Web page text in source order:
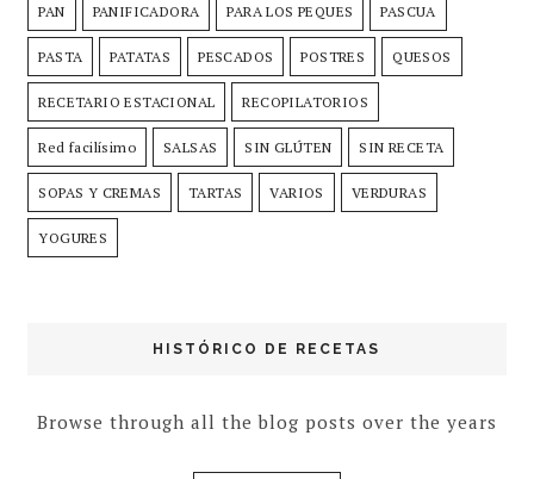
PAN PANIFICADORA PARA LOS PEQUES PASCUA
PASTA PATATAS PESCADOS POSTRES QUESOS
RECETARIO ESTACIONAL RECOPILATORIOS
Red facilísimo SALSAS SIN GLÚTEN SIN RECETA
SOPAS Y CREMAS TARTAS VARIOS VERDURAS
YOGURES
HISTÓRICO DE RECETAS
Browse through all the blog posts over the years